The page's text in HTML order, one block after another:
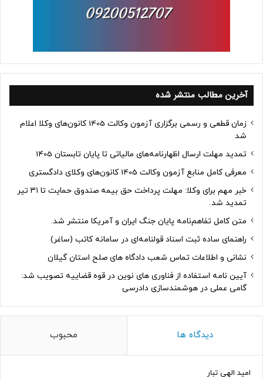
آخرین مطالب منتشر شده
زمان قطعی و رسمی برگزاری آزمون وکالت 1405 کانون‌های وکلا اعلام
شد
تمدید مهلت ارسال اظهارنامه‌های مالیاتی تا پایان تابستان 1405
معرفی کامل منابع آزمون وکالت 1405 کانون‌های وکلای دادگستری
خبر مهم برای وکلا: مهلت پرداخت حق بیمه صندوق حمایت تا ۳۱ تیر
تمدید شد.
متن کامل تفاهم‌نامه پایان جنگ ایران و آمریکا منتشر شد.
راهنمای ساده ثبت اسناد قولنامه‌ای در سامانه کاتب (ساغر)
نشانی و اطلاعات تماس شعب دادگاه های صلح استان گیلان
آیین نامه استفاده از فناوری های نوین در قوه قضاییه تصویب شد:
گامی عملی در هوشمندسازی دادرسی
دیدگاه ها محبوب
امید الهی تبار